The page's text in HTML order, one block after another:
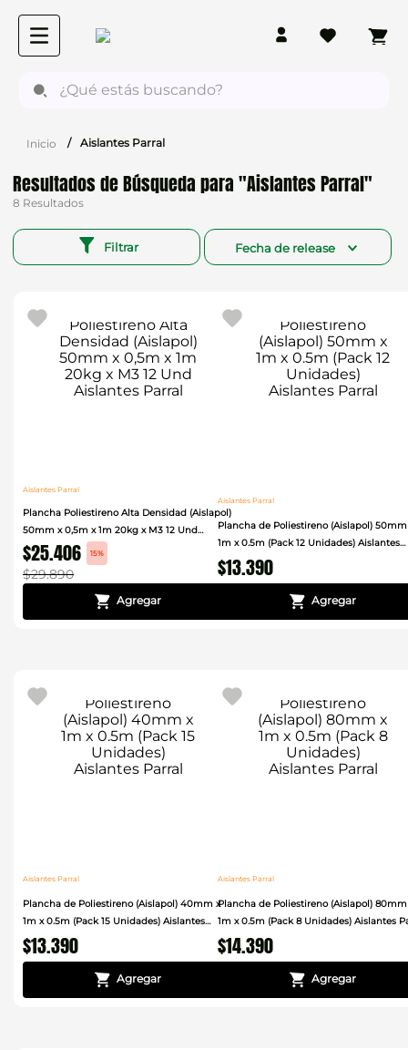
Aislantes Parral
Aislantes Parral
8
Filtrar Fecha de release
Aislantes Parral
Plancha Poliestireno Alta Densidad (Aislapol)
50mm x 0,5m x 1m 20kg x M3 12 Und
Aislantes Parral
$25.406 15%
$29.890
Aislantes Parral
Plancha de Poliestireno (Aislapol) 50mm
1m x 0.5m (Pack 12 Unidades) Aislantes
Parral
$13.390
Aislantes Parral
Plancha de Poliestireno (Aislapol) 40mm x
1m x 0.5m (Pack 15 Unidades) Aislantes
Parral
$13.390
Aislantes Parral
Plancha de Poliestireno (Aislapol) 80mm
1m x 0.5m (Pack 8 Unidades) Aislantes
$14.390